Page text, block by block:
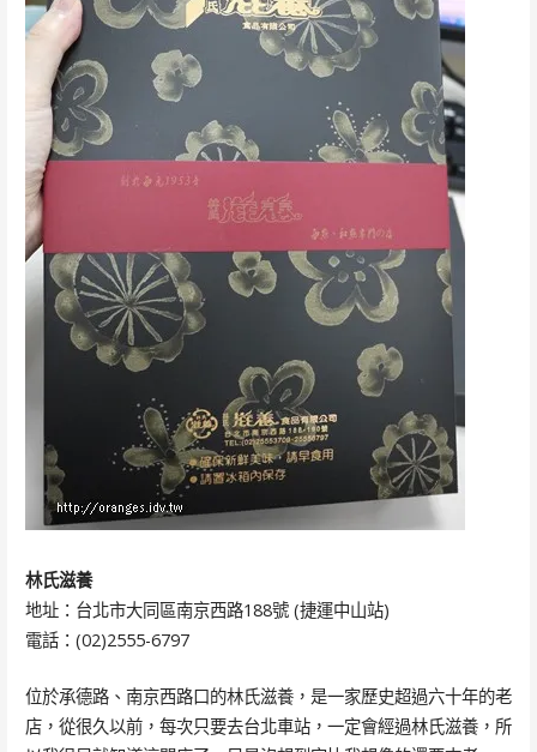
林氏滋養
地址：台北市大同區南京西路188號 (捷運中山站)
電話：(02)2555-6797
位於承德路、南京西路口的林氏滋養，是一家歷史超過六十年的老
店，從很久以前，每次只要去台北車站，一定會經過林氏滋養，所